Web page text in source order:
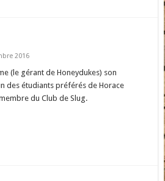
2016
(le gérant de Honeydukes) son
des étudiants préférés de Horace
du Club de Slug.